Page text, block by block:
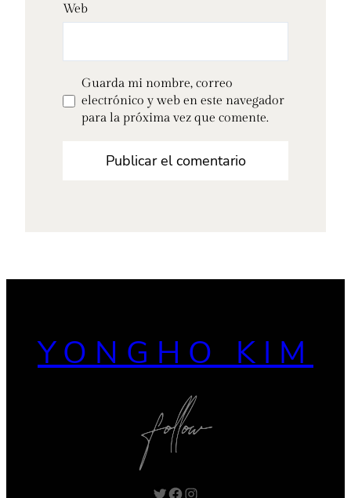
Web
Guarda mi nombre, correo
electrónico y web en este navegador
para la próxima vez que comente.
YONGHO KIM
Twitter Facebook Instagram